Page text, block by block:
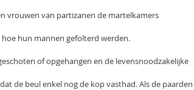
vrouwen van partizanen de martelkamers
hun mannen gefolterd werden.
of opgehangen en de levensnoodzakelijke
de beul enkel nog de kop vasthad. Als de paarden